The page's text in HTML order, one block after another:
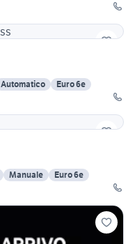
Automatico
Euro 6e
Manuale
Euro 6e